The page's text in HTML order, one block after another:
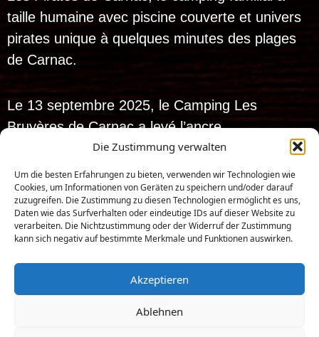
Die Zustimmung verwalten
Um die besten Erfahrungen zu bieten, verwenden wir Technologien wie
Cookies, um Informationen von Geräten zu speichern und/oder darauf
zuzugreifen. Die Zustimmung zu diesen Technologien ermöglicht es uns,
Daten wie das Surfverhalten oder eindeutige IDs auf dieser Website zu
verarbeiten. Die Nichtzustimmung oder der Widerruf der Zustimmung
kann sich negativ auf bestimmte Merkmale und Funktionen auswirken.
Akzeptieren
Ablehnen
taille humaine avec piscine couverte et univers
pirates unique à quelques minutes des plages
de Carnac.
Le 13 septembre 2025, le Camping Les
Bruyères de Carnac a levé l’ancre…
et dès le 10 avril 2026, il a hissé son
nouveau pavillon pour devenir :
Les Pirates de
Carnac
!
Realisierung: Iconic-Digital.de
Zugang zum Campingplatz